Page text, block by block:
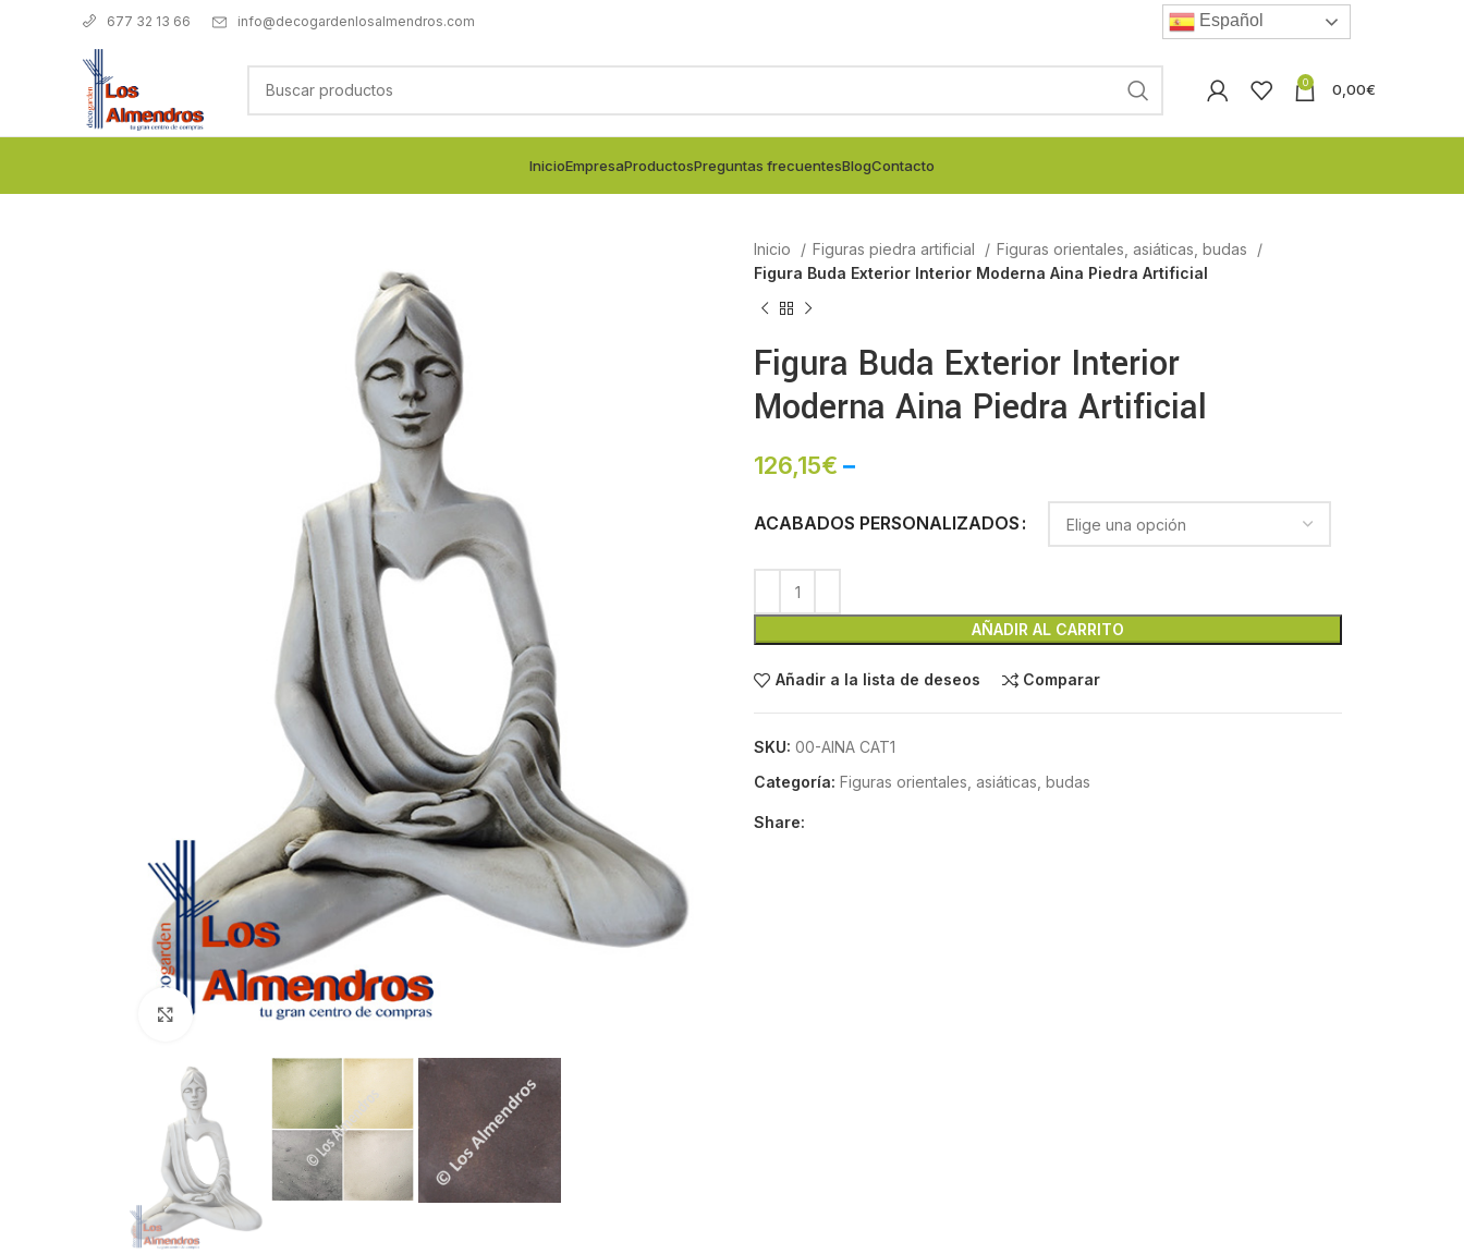
677 32 13 66 info@decogardenlosalmendros.com Español
0 0,00€
InicioEmpresaProductosPreguntas frecuentesBlogContacto
Clic para ampliar
Inicio Figuras piedra artificial
Figuras orientales, asiáticas, budas
Figura Buda Exterior Interior Moderna Aina Piedra Artificial
Figura Buda Exterior Interior
Moderna Aina Piedra Artificial
126,15€ –
ACABADOS PERSONALIZADOS
AÑADIR AL CARRITO
Añadir a la lista de deseos Comparar
SKU: 00-AINA CAT1
Categoría: Figuras orientales, asiáticas, budas
Share: